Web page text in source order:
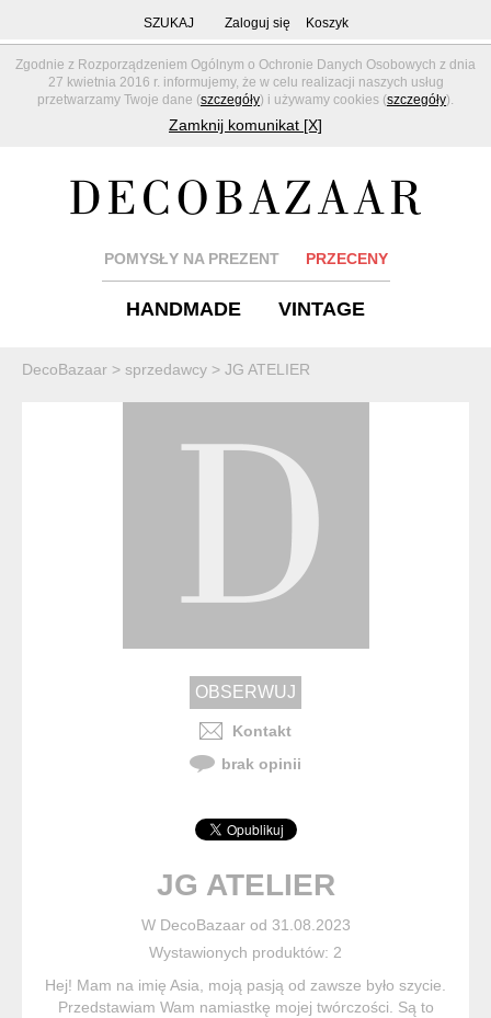
Zgodnie z Rozporządzeniem Ogólnym o Ochronie Danych Osobowych z dnia
27 kwietnia 2016 r. informujemy, że w celu realizacji naszych usług
przetwarzamy Twoje dane (szczegóły) i używamy cookies (szczegóły).
Zamknij komunikat [X]
SZUKAJ Zaloguj się Koszyk
POMYSŁY NA PREZENT PRZECENY
HANDMADE VINTAGE
DecoBazaar > sprzedawcy > JG ATELIER
Kontakt
brak opinii
JG ATELIER
W DecoBazaar od 31.08.2023
Wystawionych produktów: 2
Hej! Mam na imię Asia, moją pasją od zawsze było szycie.
Przedstawiam Wam namiastkę mojej twórczości. Są to